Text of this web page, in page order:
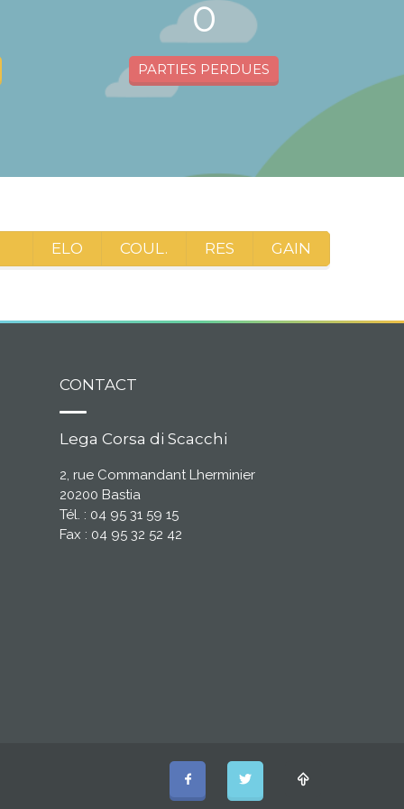
0
PARTIES PERDUES
ELO COUL. RES GAIN
CONTACT
Lega Corsa di Scacchi
2, rue Commandant Lherminier
20200 Bastia
Tél. : 04 95 31 59 15
Fax : 04 95 32 52 42